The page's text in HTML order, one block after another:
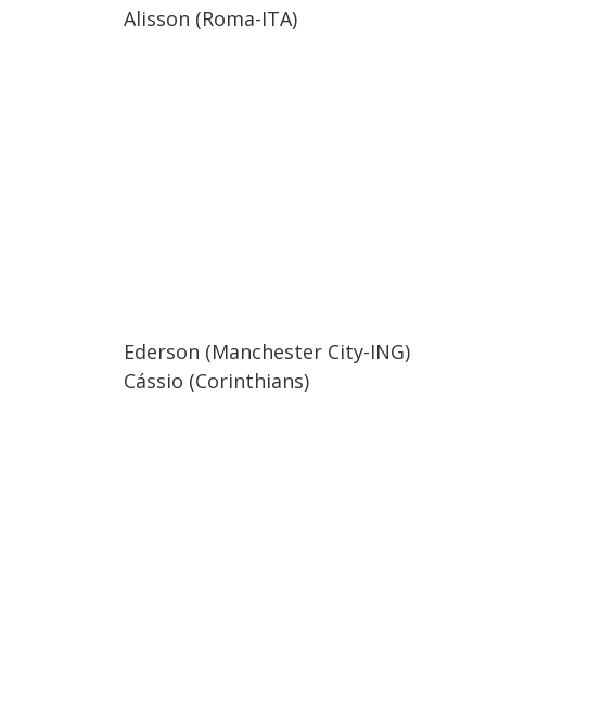
Alisson (Roma-ITA)
Ederson (Manchester City-ING)
Cássio (Corinthians)